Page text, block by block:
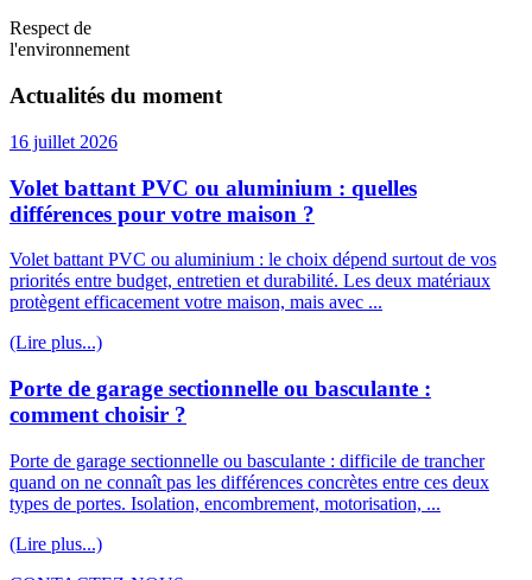
Respect de
l'environnement
Actualités du moment
16 juillet 2026
Volet battant PVC ou aluminium : quelles
différences pour votre maison ?
Volet battant PVC ou aluminium : le choix dépend surtout de vos
priorités entre budget, entretien et durabilité. Les deux matériaux
protègent efficacement votre maison, mais avec ...
(Lire plus...)
Porte de garage sectionnelle ou basculante :
comment choisir ?
Porte de garage sectionnelle ou basculante : difficile de trancher
quand on ne connaît pas les différences concrètes entre ces deux
types de portes. Isolation, encombrement, motorisation, ...
(Lire plus...)